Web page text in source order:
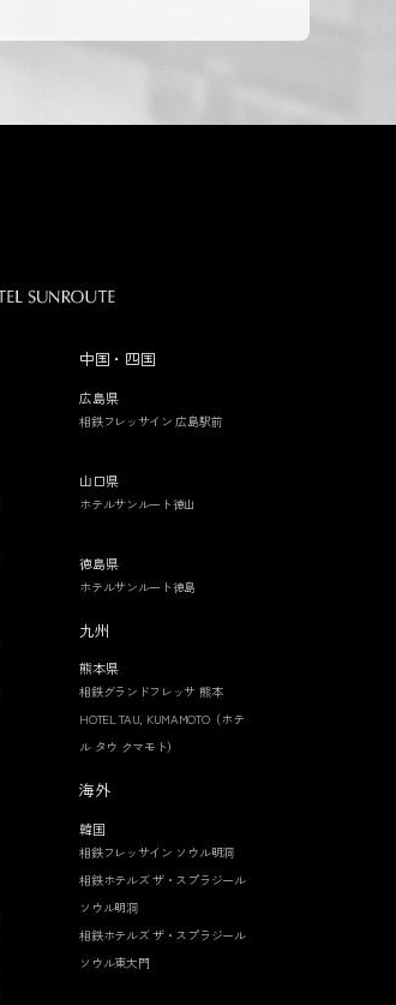
中国・四国
広島県
相鉄フレッサイン 広島駅前
山口県
ホテルサンルート徳山
徳島県
ホテルサンルート徳島
九州
熊本県
相鉄グランドフレッサ 熊本
HOTEL TAU, KUMAMOTO（ホテ
ル タウ クマモト）
海外
韓国
相鉄フレッサイン ソウル明洞
相鉄ホテルズ ザ・スプラジール
ソウル明洞
相鉄ホテルズ ザ・スプラジール
ソウル東大門